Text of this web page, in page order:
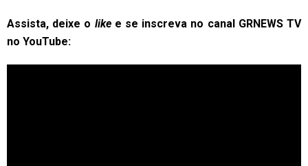
Assista, deixe o likee se inscreva no canal GRNEWS TV
no YouTube: